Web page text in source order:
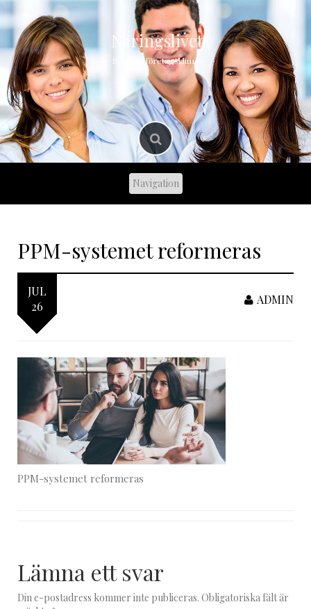
Skip
to
content
Näringslivet
Svenska företagsklimat
PPM-systemet reformeras
JUL
26
ADMIN
PPM-systemet reformeras
Lämna ett svar
Din e-postadress kommer inte publiceras. Obligatoriska fält är